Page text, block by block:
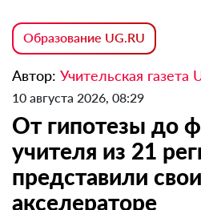
Образование UG.RU
Автор: Учительская газета
10 августа 2026, 08:29
От гипотезы до
учителя из 21
представили
акселераторе